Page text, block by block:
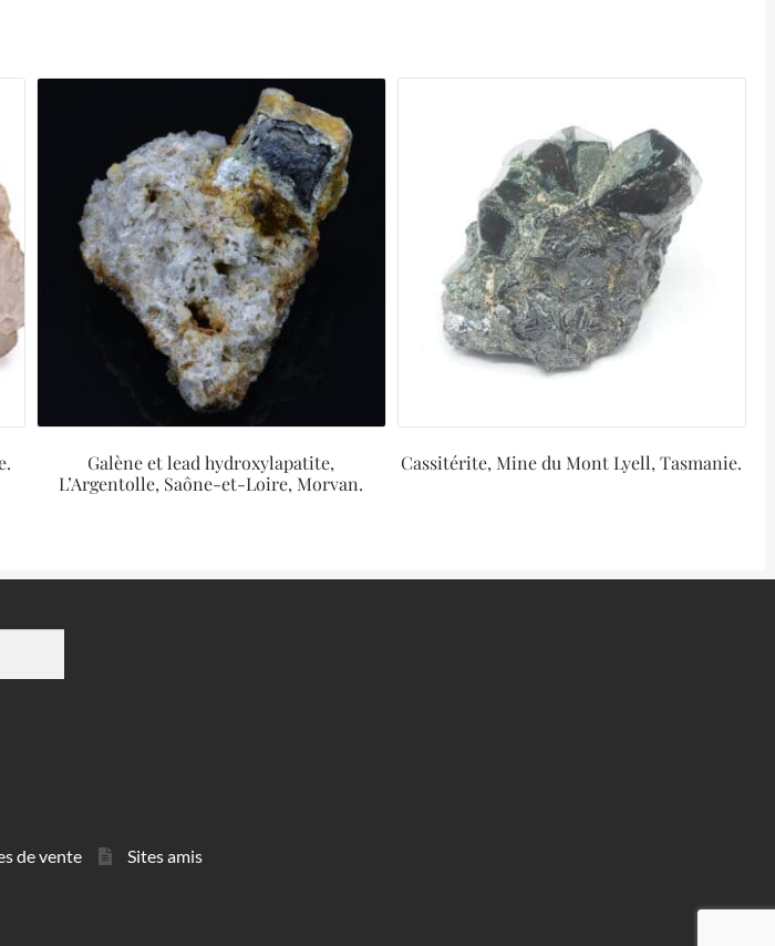
Galène et lead hydroxylapatite,
L’Argentolle, Saône-et-Loire, Morvan.
Cassitérite, Mine du Mont Lyell, Tasmanie.
de vente
Sites amis